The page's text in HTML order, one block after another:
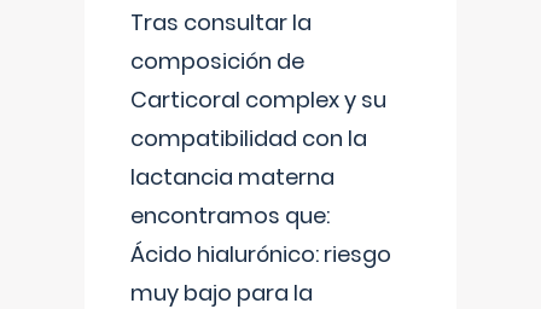
Tras consultar la
composición de
Carticoral complex y su
compatibilidad con la
lactancia materna
encontramos que:
Ácido hialurónico: riesgo
muy bajo para la